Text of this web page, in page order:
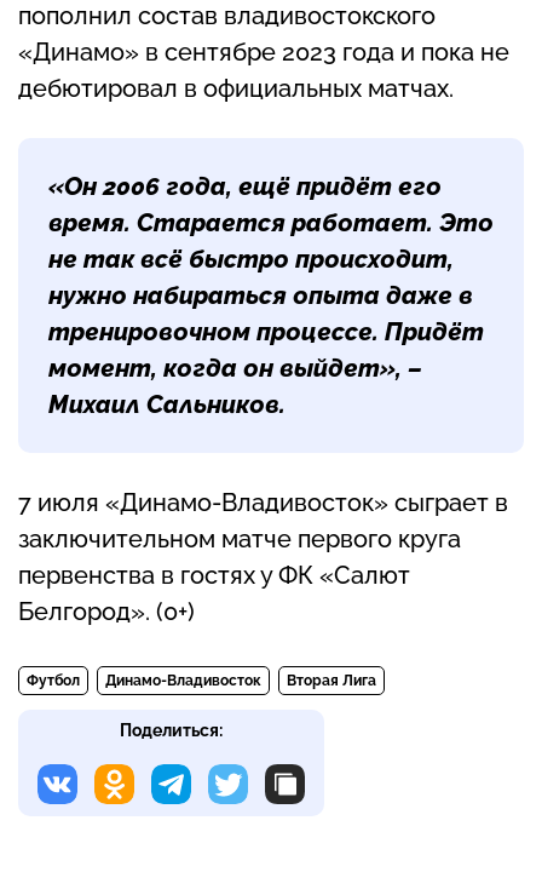
пополнил состав владивостокского
«Динамо» в сентябре 2023 года и пока не
дебютировал в официальных матчах.
«Он 2006 года, ещё придёт его
время. Старается работает. Это
не так всё быстро происходит,
нужно набираться опыта даже в
тренировочном процессе. Придёт
момент, когда он выйдет», –
Михаил Сальников.
7 июля «Динамо-Владивосток» сыграет в
заключительном матче первого круга
первенства в гостях у ФК «Салют
Белгород». (0+)
Футбол Динамо-Владивосток Вторая Лига
Поделиться: